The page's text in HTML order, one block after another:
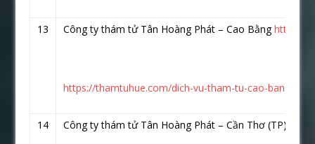
13 Công ty thám tử Tân Hoàng Phát – Cao Bằnghttps://
https://thamtuhue.com/dich-vu-tham-tu-cao-bang-uy-
14 Công ty thám tử Tân Hoàng Phát – Cần Thơ (TP)